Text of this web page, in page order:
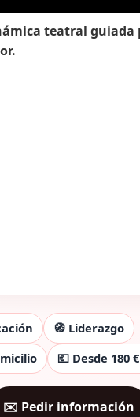
teatral guiada
🧭 Liderazgo
💶 Desde 180
✉️ Pedir información